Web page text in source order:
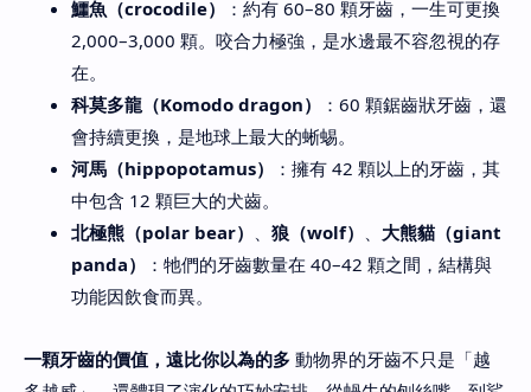
鱷魚（crocodile）
：約有 60–80 顆牙齒，一生可更換
2,000–3,000 顆。咬合力極強，是水邊最不容忽視的存
在。
科莫多龍（Komodo dragon）
：60 顆鋸齒狀牙齒，還
會持續更換，是地球上最大的蜥蜴。
河馬（hippopotamus）
：擁有 42 顆以上的牙齒，其
中包含 12 顆巨大的犬齒。
北極熊（polar bear） 、 狼（wolf） 、 大熊貓（giant
panda）
：牠們的牙齒數量在 40–42 顆之間，結構與
功能因飲食而異。
一顆牙齒的價值，遠比你以為的多 動物界的牙齒不只是「越